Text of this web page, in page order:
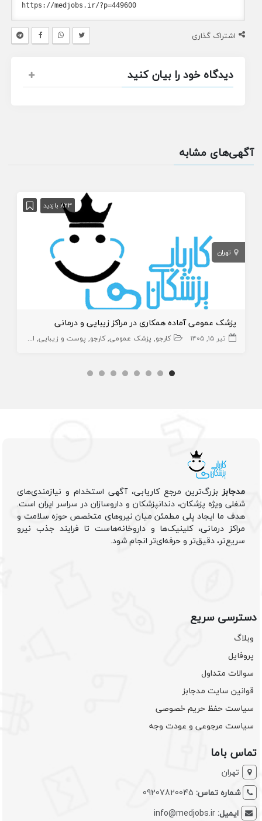
اشتراک گذاری
دیدگاه خود را بیان کنید
آگهی‌های مشابه
823 بازدید
تهران
پزشک عمومی آماده همکاری در مراکز زیبایی و درمانی
تیر ۱۵, ۱۴۰۵ کارجو پزشک عمومی کارجو پوست و زیبایی اورژانس
مدجابزبزرگ‌ترین مرجع کاریابی، آگهی استخدام و نیازمندی‌های
شغلی ویژه پزشکان، دندانپزشکان و داروسازان در سراسر ایران است.
هدف ما ایجاد پلی مطمئن میان نیروهای متخصص حوزه سلامت و
مراکز درمانی، کلینیک‌ها و داروخانه‌هاست تا فرایند جذب نیرو
سریع‌تر، دقیق‌تر و حرفه‌ای‌تر انجام شود.
دسترسی سریع
وبلاگ
پروفایل
سوالات متداول
قوانین سایت مدجابز
سیاست حفظ حریم خصوصی
سیاست مرجوعی و عودت وجه
تماس باما
تهران
شماره تماس: 09207820045
ایمیل:info@medjobs.ir